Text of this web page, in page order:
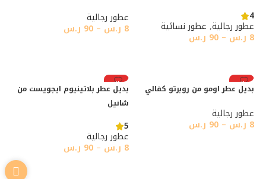
4
عطور رجالية, عطور نسائية
8 ر.س –
90 ر.س
عطور رجالية
8 ر.س –
90 ر.س
رائج
بديل عطر اومو من روبرتو كفالي
عطور رجالية
8 ر.س –
90 ر.س
رائج
بديل عطر بلاتينيوم ايجويست من
شانيل
5
عطور رجالية
8 ر.س –
90 ر.س